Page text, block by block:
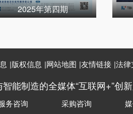
2025年第四期
|版权信息 |网站地图 |友情链接 |法律
能制造的全媒体“互联网+”创
务咨询 采购咨询